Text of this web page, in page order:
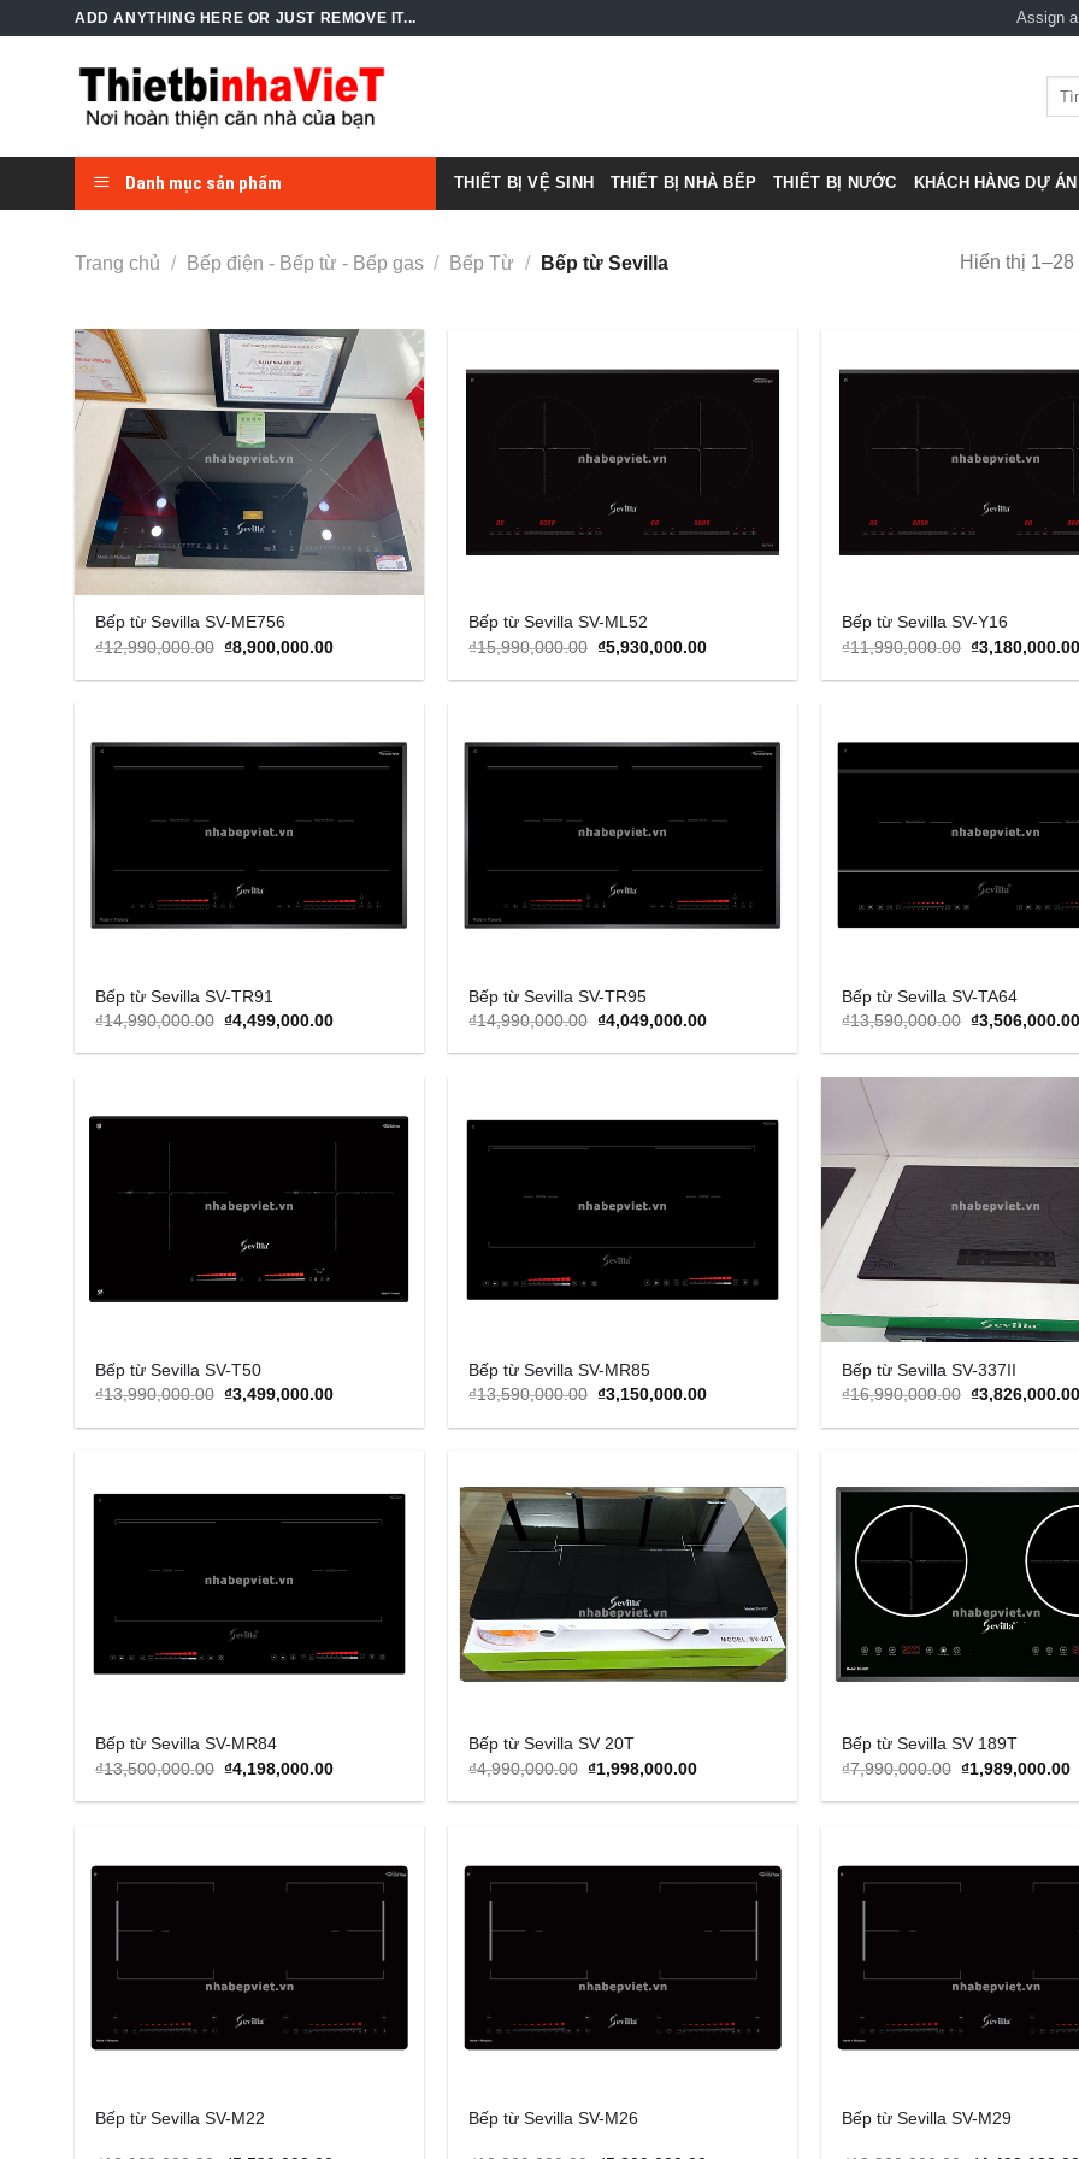
ADD ANYTHING HERE OR JUST REMOVE IT... Assign
Danh mục sản phẩm THIẾT BỊ VỆ SINH THIẾT BỊ NHÀ BẾP THIẾT BỊ NƯỚC KHÁCH HÀNG DỰ
Trang chủ / Bếp điện - Bếp từ - Bếp gas / Bếp Từ / Bếp từ Sevilla Hiển thị
Add to
Wishlist
Bếp từ Sevilla SV-ME756
₫12,990,000.00 Original
price
was:
₫8,900,000.00Current
is:
Bếp từ Sevilla SV-ML52
₫15,990,000.00 Original
price
was:
₫5,930,000.00Current
is:
Bếp từ Sevilla SV-Y16
₫11,990,000.00 Original
price
was:
₫3,180,000.00
Add to
Bếp từ Sevilla SV-TR91
₫14,990,000.00 Original
was:
₫4,499,000.00Current
is:
Add to
Bếp từ Sevilla SV-TR95
₫14,990,000.00 Original
was:
₫4,049,000.00Current
is:
Bếp từ Sevilla SV-TA64
₫13,590,000.00 Original
was:
₫3,506,000.00
Bếp từ Sevilla SV-T50
₫13,990,000.00 Original
was:
₫3,499,000.00Current
is:
Add to
Bếp từ Sevilla SV-MR85
₫13,590,000.00 Original
was:
₫3,150,000.00Current
is:
Bếp từ Sevilla SV-337II
₫16,990,000.00 Original
was:
₫3,826,000.00
Add to
Bếp từ Sevilla SV-MR84
₫13,500,000.00 Original
was:
₫4,198,000.00Current
is:
Add to
Wishlist
Bếp từ Sevilla SV 20T
₫4,990,000.00 Original
was:
₫1,998,000.00Current
is:
Bếp từ Sevilla SV 189T
₫7,990,000.00 Original
was:
₫1,989,000.00
Add to
Bếp từ Sevilla SV-M22
Add to
Bếp từ Sevilla SV-M26 Bếp từ Sevilla SV-M29